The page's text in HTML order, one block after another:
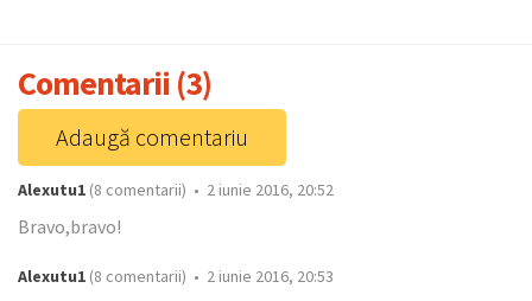
Comentarii (3)
Adaugă comentariu
Alexutu1 (8 comentarii) • 2 iunie 2016, 20:52
Bravo,bravo!
Alexutu1 (8 comentarii) • 2 iunie 2016, 20:53